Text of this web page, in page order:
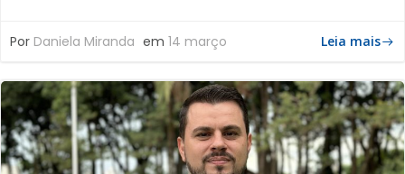
Por Daniela Miranda em 14 março Leia mais